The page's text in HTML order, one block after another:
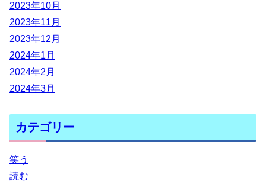
2023年10月
2023年11月
2023年12月
2024年1月
2024年2月
2024年3月
カテゴリー
笑う
読む